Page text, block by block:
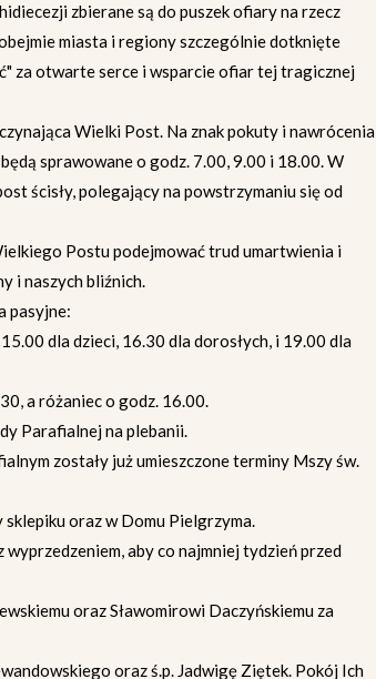
zbierane są do puszek ofiary na rzecz
miasta i regiony szczególnie dotknięte
za otwarte serce i wsparcie ofiar tej tragicznej
Wielki Post. Na znak pokuty i nawrócenia
sprawowane o godz. 7.00, 9.00 i 18.00. W
ścisły, polegający na powstrzymaniu się od
Postu podejmować trud umartwienia i
i naszych bliźnich.
pasyjne:
dla dzieci, 16.30 dla dorosłych, i 19.00 dla
a różaniec o godz. 16.00.
Parafialnej na plebanii.
zostały już umieszczone terminy Mszy św.
oraz w Domu Pielgrzyma.
aby co najmniej tydzień przed
oraz Sławomirowi Daczyńskiemu za
oraz ś.p. Jadwigę Ziętek. Pokój Ich